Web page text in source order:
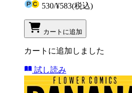
530/¥583(税込)
カートに追加
カートに追加しました
試し読み